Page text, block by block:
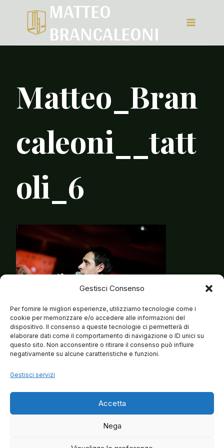
Gestisci Consenso
Per fornire le migliori esperienze, utilizziamo tecnologie come i
cookie per memorizzare e/o accedere alle informazioni del
dispositivo. Il consenso a queste tecnologie ci permetterà di
elaborare dati come il comportamento di navigazione o ID unici su
questo sito. Non acconsentire o ritirare il consenso può influire
negativamente su alcune caratteristiche e funzioni.
Gestisci servizi
Accetta
Nega
MATTEO
BRANCALEONI
Matteo_Bran
caleoni__tatt
oli_6